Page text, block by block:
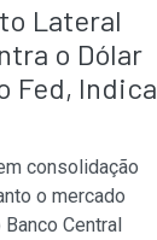
Lateral
o Dólar
Fed, Indica
consolidação
o mercado
Central